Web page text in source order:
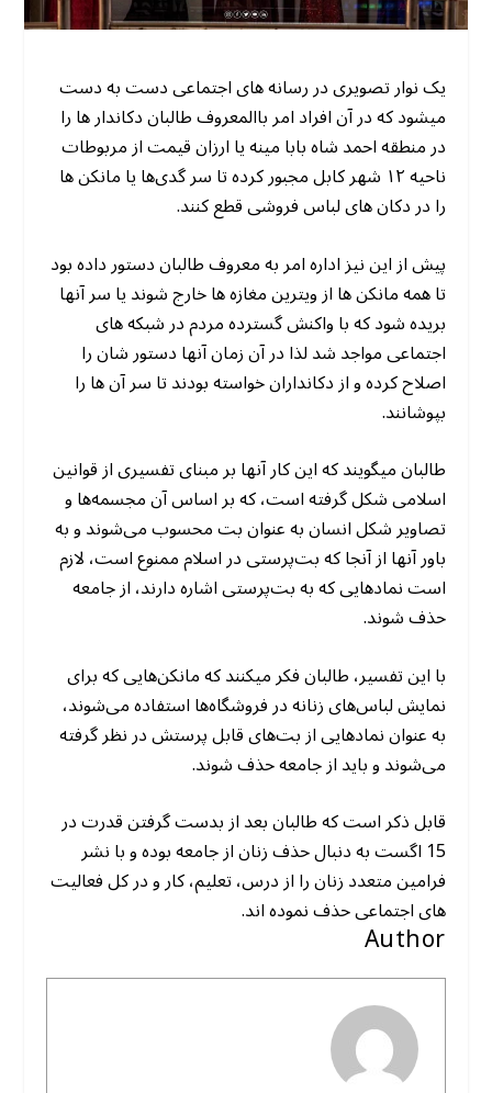
یک نوار تصویری در رسانه های اجتماعی دست به دست
میشود که در آن افراد امر باالمعروف طالبان دکاندار ها را
در منطقه احمد شاه بابا مینه یا ارزان قیمت از مربوطات
ناحیه ۱۲ شهر کابل مجبور کرده تا سر گدی‌ها یا مانکن ها
را در دکان های لباس فروشی قطع کنند.
پیش از این نیز اداره امر به معروف طالبان دستور داده بود
تا همه مانکن ها از ویترین مغازه ها خارج شوند یا سر آنها
بریده شود که با واکنش گسترده مردم در شبکه های
اجتماعی مواجد شد لذا در آن زمان آنها دستور شان را
اصلاح کرده و از دکانداران خواسته بودند تا سر آن ها را
بپوشانند.
طالبان میگویند که این کار آنها بر مبنای تفسیری از قوانین
اسلامی شکل گرفته است، که بر اساس آن مجسمه‌ها و
تصاویر شکل انسان به عنوان بت محسوب می‌شوند و به
باور آنها از آنجا که بت‌پرستی در اسلام ممنوع است، لازم
است نمادهایی که به بت‌پرستی اشاره دارند، از جامعه
حذف شوند.
با این تفسیر، طالبان فکر میکنند که مانکن‌هایی که برای
نمایش لباس‌های زنانه در فروشگاه‌ها استفاده می‌شوند،
به عنوان نمادهایی از بت‌های قابل پرستش در نظر گرفته
می‌شوند و باید از جامعه حذف شوند.
قابل ذکر است که طالبان بعد از بدست گرفتن قدرت در
15 اگست به دنبال حذف زنان از جامعه بوده و با نشر
فرامین متعدد زنان را از درس، تعلیم، کار و در کل فعالیت
های اجتماعی حذف نموده اند.
Author